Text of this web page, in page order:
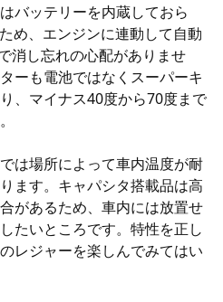
バッテリーを内蔵しておら
め、エンジンに連動して自動
消し忘れの心配がありませ
ーも電池ではなくスーパーキ
、マイナス40度から70度まで
は場所によって車内温度が耐
ます。キャパシタ搭載品は高
があるため、車内には放置せ
たいところです。特性を正し
レジャーを楽しんでみてはい